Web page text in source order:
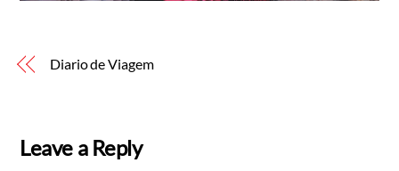
Diario de Viagem
Leave a Reply